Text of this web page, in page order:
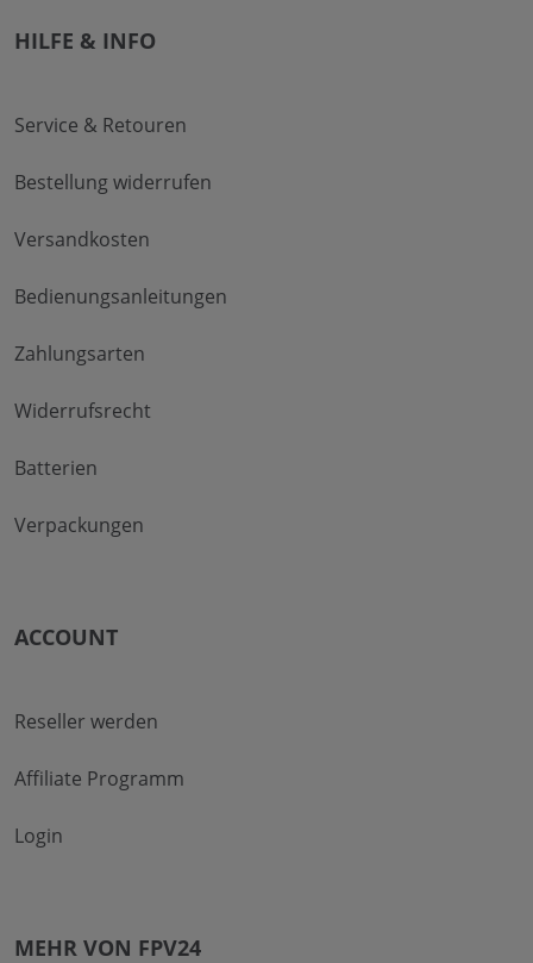
HILFE & INFO
Service & Retouren
Bestellung widerrufen
Versandkosten
Bedienungsanleitungen
Zahlungsarten
Widerrufsrecht
Batterien
Verpackungen
ACCOUNT
Reseller werden
Affiliate Programm
Login
MEHR VON FPV24